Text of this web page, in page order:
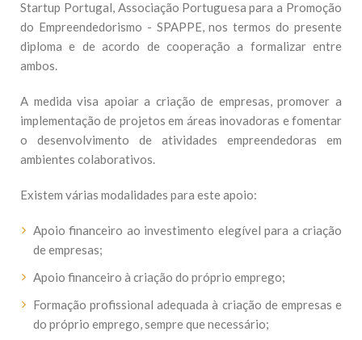
Startup Portugal, Associação Portuguesa para a Promoção
do Empreendedorismo - SPAPPE, nos termos do presente
diploma e de acordo de cooperação a formalizar entre
ambos.
A medida visa apoiar a criação de empresas, promover a
implementação de projetos em áreas inovadoras e fomentar
o desenvolvimento de atividades empreendedoras em
ambientes colaborativos.
Existem várias modalidades para este apoio:
Apoio financeiro ao investimento elegível para a criação
de empresas;
Apoio financeiro à criação do próprio emprego;
Formação profissional adequada à criação de empresas e
do próprio emprego, sempre que necessário;